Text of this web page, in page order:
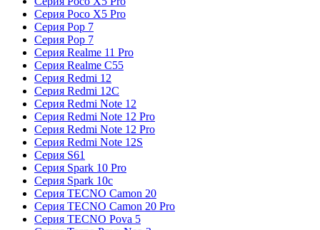
Серия Poco X5 Pro
Серия Pop 7
Серия Pop 7
Серия Realme 11 Pro
Серия Realme C55
Серия Redmi 12
Серия Redmi 12C
Серия Redmi Note 12
Серия Redmi Note 12 Pro
Серия Redmi Note 12 Pro
Серия Redmi Note 12S
Серия S61
Серия Spark 10 Pro
Серия Spark 10c
Серия TECNO Camon 20
Серия TECNO Camon 20 Pro
Серия TECNO Pova 5